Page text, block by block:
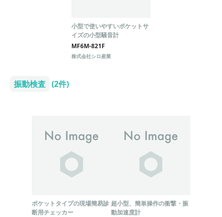
小型で使いやすいポケットサ
イズの小型騒音計
MF6M-821F
株式会社シロ産業
振動検査 (2件)
ポケットタイプの現場簡易診
断用チェッカー
超小型、簡単操作の衝撃・振
動加速度計